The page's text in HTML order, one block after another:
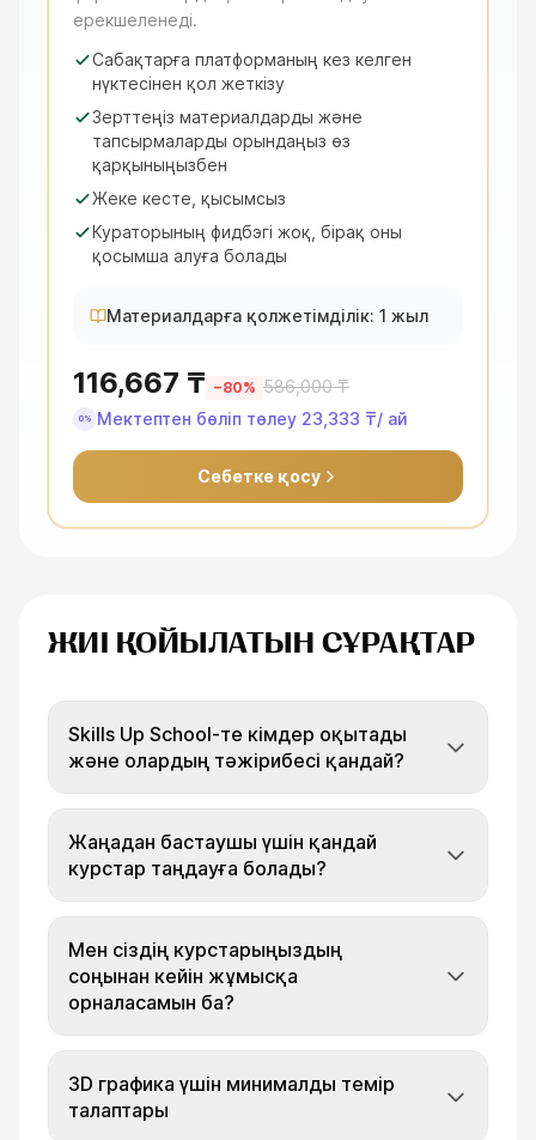
ерекшеленеді.
Сабақтарға платформаның кез келген
нүктесінен қол жеткізу
Зерттеңіз материалдарды және
тапсырмаларды орындаңыз өз
қарқыныңызбен
Жеке кесте, қысымсыз
Кураторының фидбэгі жоқ, бірақ оны
қосымша алуға болады
Материалдарға қолжетімділік: 1 жыл
116,667 ₸ −80% 586,000 ₸
0% Мектептен бөліп төлеу 23,333 ₸/ ай
Себетке қосу
ЖИІ ҚОЙЫЛАТЫН СҰРАҚТАР
Skills Up School-те кімдер оқытады
және олардың тәжірибесі қандай?
Жаңадан бастаушы үшін қандай
курстар таңдауға болады?
Мен сіздің курстарыңыздың
соңынан кейін жұмысқа
орналасамын ба?
3D графика үшін минималды темір
талаптары